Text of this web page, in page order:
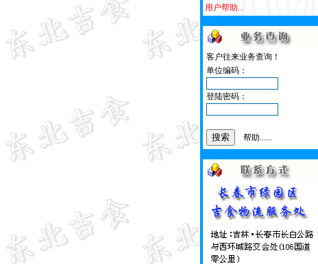
用户帮助...
客户往来业务查询！
单位编码：
登陆密码：
帮助......